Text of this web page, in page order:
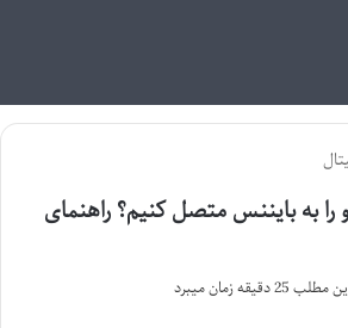
به بایننس متصل کنیم؟ راهنمای
دقیقه زمان میبرد